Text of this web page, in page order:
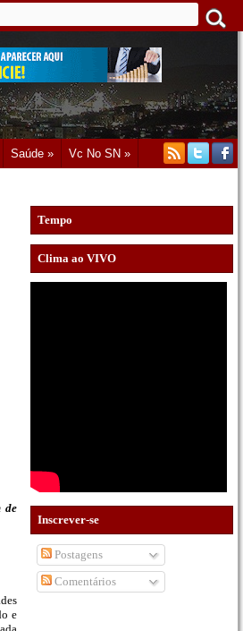
Saúde » Vc No SN »
de
e
Tempo
Clima ao VIVO
Inscrever-se
Postagens
Comentários